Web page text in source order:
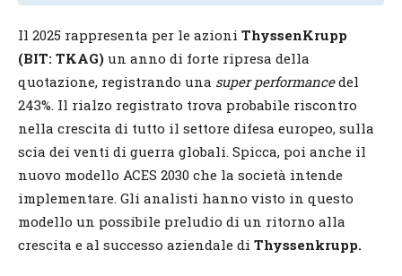
Il 2025 rappresenta per le azioni ThyssenKrupp
(BIT: TKAG) un anno di forte ripresa della
quotazione, registrando una super performancedel
243%. Il rialzo registrato trova probabile riscontro
nella crescita di tutto il settore difesa europeo, sulla
scia dei venti di guerra globali. Spicca, poi anche il
nuovo modello ACES 2030 che la società intende
implementare. Gli analisti hanno visto in questo
modello un possibile preludio di un ritorno alla
crescita e al successo aziendale di Thyssenkrupp.